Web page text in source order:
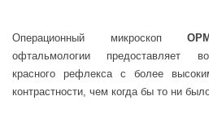
Операционный микроскоп
офтальмологии предоставляет
красного рефлекса с более
контрастности, чем когда бы то ни